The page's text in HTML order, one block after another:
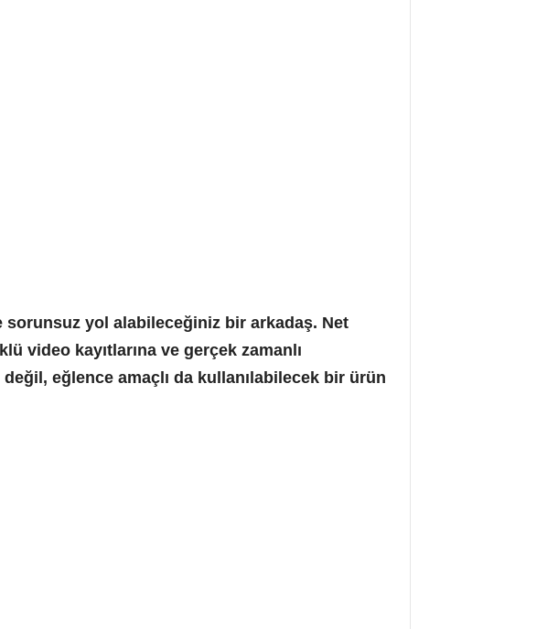
sorunsuz yol alabileceğiniz bir arkadaş. Net
video kayıtlarına ve gerçek zamanlı
eğlence amaçlı da kullanılabilecek bir ürün